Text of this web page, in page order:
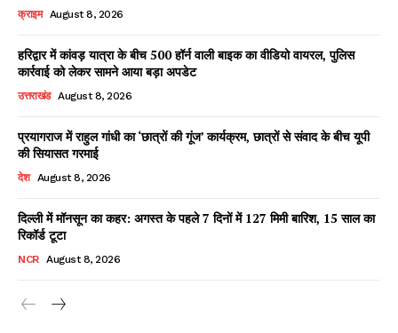
Facebook
X WhatsApp
Read Latest News on AIN
क्राइम August 8, 2026
हरिद्वार में कांवड़ यात्रा के बीच 500 हॉर्न वाली बाइक का वीडियो वायरल, पुलिस
कार्रवाई को लेकर सामने आया बड़ा अपडेट
उत्तराखंड August 8, 2026
प्रयागराज में राहुल गांधी का ‘छात्रों की गूंज’ कार्यक्रम, छात्रों से संवाद के बीच यूपी
की सियासत गरमाई
देश August 8, 2026
दिल्ली में मॉनसून का कहर: अगस्त के पहले 7 दिनों में 127 मिमी बारिश, 15 साल का
रिकॉर्ड टूटा
NCR August 8, 2026